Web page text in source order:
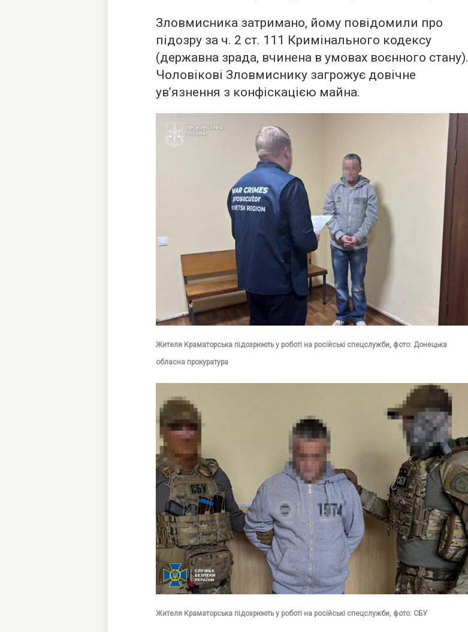
Зловмисника затримано, йому повідомили про
підозру за ч. 2 ст. 111 Кримінального кодексу
(державна зрада, вчинена в умовах воєнного стану).
Чоловікові Зловмиснику загрожує довічне
ув’язнення з конфіскацією майна.
Жителя Краматорська підозрюють у роботі на російські спецслужби, фото: Донецька
обласна прокуратура
Жителя Краматорська підозрюють у роботі на російські спецслужби, фото: СБУ